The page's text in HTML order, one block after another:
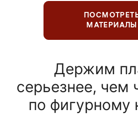
МАТЕРИАЛЫ
Держим
серьезнее, чем
по фигурному